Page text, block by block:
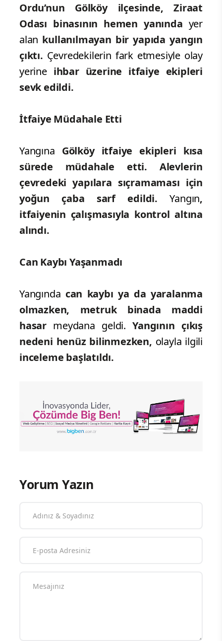
Ordu’nun Gölköy ilçesinde, Ziraat
Odası binasının hemen yanında yer
alan kullanılmayan bir yapıda yangın
çıktı. Çevredekilerin fark etmesiyle olay
yerineihbar üzerine itfaiye ekipleri
sevk edildi.
İtfaiye Müdahale Etti
Yangına Gölköy itfaiye ekipleri kısa
sürede müdahale etti. Alevlerin
çevredeki yapılara sıçramaması için
yoğun çaba sarf edildi.Yangın,
itfaiyenin çalışmasıyla kontrol altına
alındı.
Can Kaybı Yaşanmadı
Yangında can kaybı ya da yaralanma
olmazken, metruk binada maddi
hasar meydana geldi.Yangının çıkış
nedeni henüz bilinmezken, olayla ilgili
inceleme başlatıldı.
Yorum Yazın